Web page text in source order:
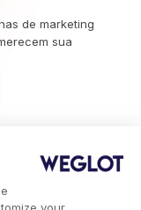
de marketing
sua